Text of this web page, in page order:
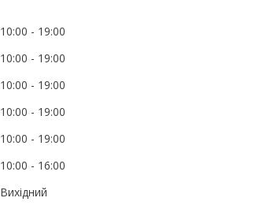
10:00
19:00
10:00
19:00
10:00
19:00
10:00
19:00
10:00
19:00
10:00
16:00
Вихідний